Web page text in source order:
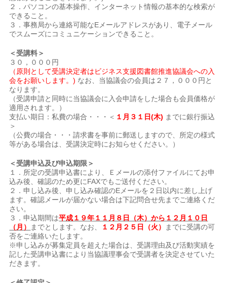
２．パソコンの基本操作、インターネット情報の基本的な検索が
できること。
３．事務局から連絡可能なEメールアドレスがあり、電子メール
でスムーズにコミュニケーションできること。
＜受講料＞
３０，０００円
（原則として受講決定者はビジネス支援図書館推進協議会への入
会をお願いします。) なお、当協議会の会員は２７，０００円と
なります。
（受講申請と同時に当協議会に入会申請をした場合も会員価格が
適用されます。）
支払い期日：私費の場合・・・＜ １月３１日(木) までに銀行振込
＞
（公費の場合・・・請求書を事前に郵送しますので、所定の様式
等がある場合は、受講決定時にお知らせください。）
＜受講申込及び申込期限＞
１．所定の受講申込書により、Ｅメールの添付ファイルにてお申
込み後、確認のため更にFAXでもご送付ください。
２．申し込み後、申し込み確認のEメールを２日以内に差し上げ
ます。確認メールが届かない場合は下記問合せ先までご連絡くだ
さい。
３．申込期間は平成１９年１１月８日（木）から１２月１０日
（月）
までとします。なお、 １２月２５日（火）
までに受講の可
否をご連絡いたします。
※申し込みが募集定員を超えた場合は、受講理由及び活動実績を
記した受講申込書により当協議理事会で受講者を決定させていた
だきます。